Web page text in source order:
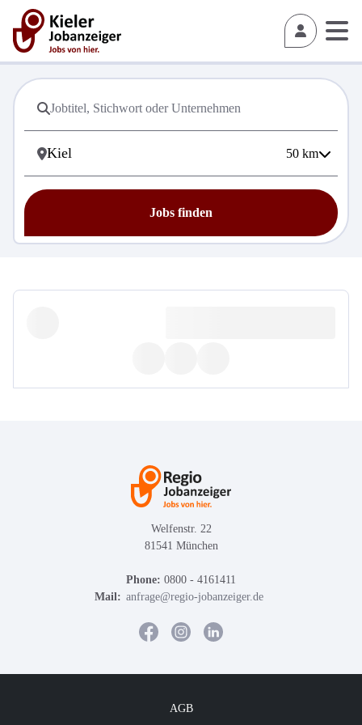
50 km
Jobs finden
Welfenstr. 22
81541 München
Phone: 0800 - 4161411
Mail: anfrage@regio-jobanzeiger.de
AGB